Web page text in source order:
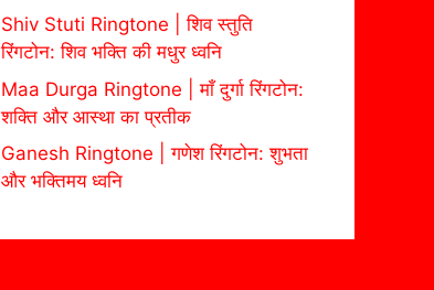
Shiv Stuti Ringtone | शिव स्तुति
रिंगटोन: शिव भक्ति की मधुर ध्वनि
Maa Durga Ringtone | माँ दुर्गा रिंगटोन:
शक्ति और आस्था का प्रतीक
Ganesh Ringtone | गणेश रिंगटोन: शुभता
और भक्तिमय ध्वनि